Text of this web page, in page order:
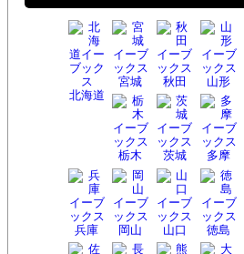
北海道
宮城 秋田 山形
栃木 茨城 多摩
兵庫 岡山 山口 徳島